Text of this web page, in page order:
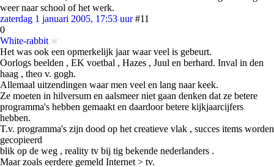
weer naar school of het werk.
zaterdag 1 januari 2005, 17:53 uur #11
0
White-rabbit
Het was ook een opmerkelijk jaar waar veel is gebeurt.
Oorlogs beelden , EK voetbal , Hazes , Juul en berhard. Inval in den
haag , theo v. gogh.
Allemaal uitzendingen waar men veel en lang naar keek.
Ze moeten in hilversum en aalsmeer niet gaan denken dat ze betere
programma's hebben gemaakt en daardoor betere kijkjaarcijfers
hebben.
T.v. programma's zijn dood op het creatieve vlak , succes items worden
gecopieerd
blik op de weg , reality tv bij tig bekende nederlanders .
Maar zoals eerdere gemeld Internet > tv.